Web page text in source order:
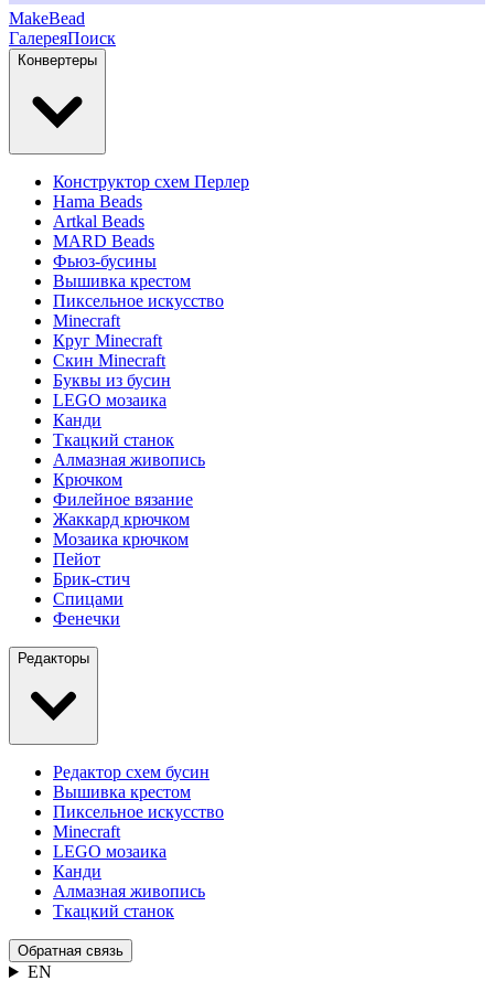
MakeBead
ГалереяПоиск
Конвертеры
Конструктор схем Перлер
Hama Beads
Artkal Beads
MARD Beads
Фьюз-бусины
Вышивка крестом
Пиксельное искусство
Minecraft
Круг Minecraft
Скин Minecraft
Буквы из бусин
LEGO мозаика
Канди
Ткацкий станок
Алмазная живопись
Крючком
Филейное вязание
Жаккард крючком
Мозаика крючком
Пейот
Брик-стич
Спицами
Фенечки
Редакторы
Редактор схем бусин
Вышивка крестом
Пиксельное искусство
Minecraft
LEGO мозаика
Канди
Алмазная живопись
Ткацкий станок
Обратная связь
EN